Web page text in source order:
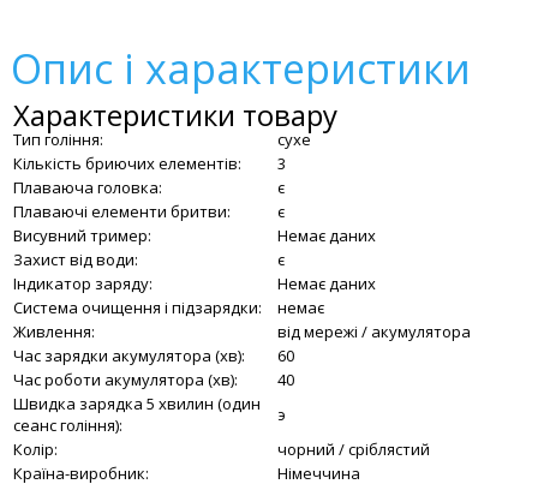
Опис і характеристики
Характеристики товару
Тип гоління:
сухе
Кількість бриючих елементів:
3
Плаваюча головка:
є
Плаваючі елементи бритви:
є
Висувний тример:
Немає даних
Захист від води:
є
Індикатор заряду:
Немає даних
Система очищення і підзарядки:
немає
Живлення:
від мережі / акумулятора
Час зарядки акумулятора (хв):
60
Час роботи акумулятора (хв):
40
Швидка зарядка 5 хвилин (один
сеанс гоління):
э
Колір:
чорний / сріблястий
Країна-виробник:
Німеччина